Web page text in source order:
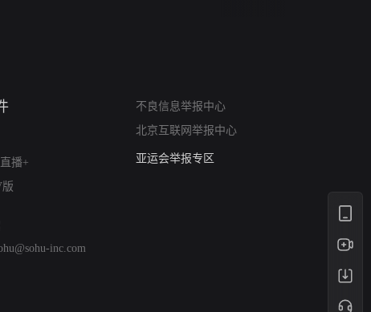
直播+
不良信息举报中心
北京互联网举报中心
算法推荐专项举报
亚运会举报专区
inc.com